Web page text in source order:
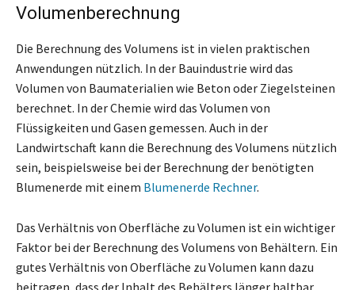
Volumenberechnung
Die Berechnung des Volumens ist in vielen praktischen
Anwendungen nützlich. In der Bauindustrie wird das
Volumen von Baumaterialien wie Beton oder Ziegelsteinen
berechnet. In der Chemie wird das Volumen von
Flüssigkeiten und Gasen gemessen. Auch in der
Landwirtschaft kann die Berechnung des Volumens nützlich
sein, beispielsweise bei der Berechnung der benötigten
Blumenerde mit einem Blumenerde Rechner.
Das Verhältnis von Oberfläche zu Volumen ist ein wichtiger
Faktor bei der Berechnung des Volumens von Behältern. Ein
gutes Verhältnis von Oberfläche zu Volumen kann dazu
beitragen, dass der Inhalt des Behälters länger haltbar